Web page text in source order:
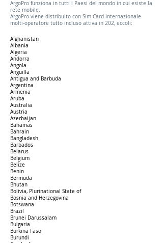
ArgoPro funziona in tutti i Paesi del mondo in cui esiste la
rete mobile.
ArgoPro viene distribuito con Sim Card internazionale
molti-operatore tutto incluso attiva in 202, eccoli:
Afghanistan
Albania
Algeria
Andorra
Angola
Anguilla
Antigua and Barbuda
Argentina
Armenia
Aruba
Australia
Austria
Azerbaijan
Bahamas
Bahrain
Bangladesh
Barbados
Belarus
Belgium
Belize
Benin
Bermuda
Bhutan
Bolivia, Plurinational State of
Bosnia and Herzegovina
Botswana
Brazil
Brunei Darussalam
Bulgaria
Burkina Faso
Burundi